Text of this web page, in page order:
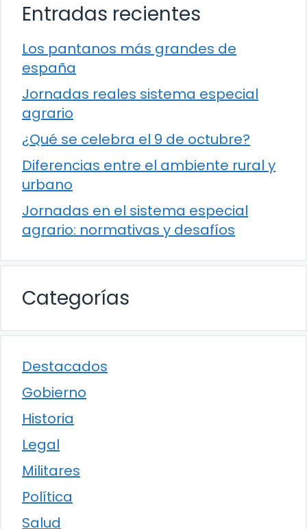
Entradas recientes
Los pantanos más grandes de
españa
Jornadas reales sistema especial
agrario
¿Qué se celebra el 9 de octubre?
Diferencias entre el ambiente rural y
urbano
Jornadas en el sistema especial
agrario: normativas y desafíos
Categorías
Destacados
Gobierno
Historia
Legal
Militares
Política
Salud